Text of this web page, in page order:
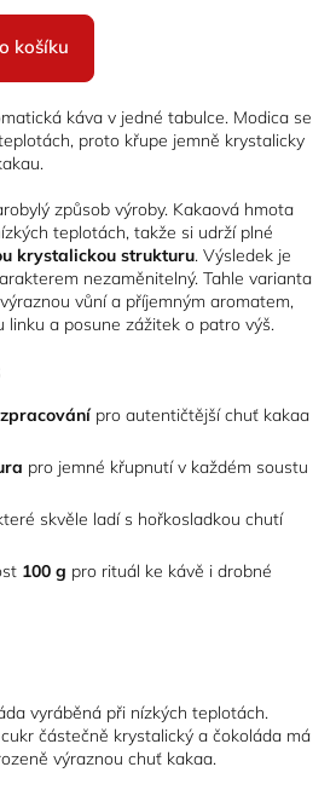
košíku
káva v jedné tabulce. Modica se
proto křupe jemně krystalicky
způsob výroby. Kakaová hmota
teplotách, takže si udrží plné
krystalickou strukturu. Výsledek je
nezaměnitelný. Tahle varianta
vůní a příjemným aromatem,
linku a posune zážitek o patro výš.
pro autentičtější chuť kakaa
pro jemné křupnutí v každém soustu
skvěle ladí s hořkosladkou chutí
100 g pro rituál ke kávě i drobné
vyráběná při nízkých teplotách.
částečně krystalický a čokoláda má
výraznou chuť kakaa.